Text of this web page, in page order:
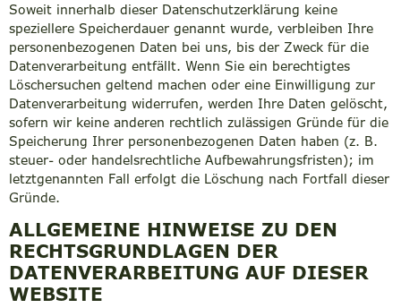
Soweit innerhalb dieser Datenschutzerklärung keine
speziellere Speicherdauer genannt wurde, verbleiben Ihre
personenbezogenen Daten bei uns, bis der Zweck für die
Datenverarbeitung entfällt. Wenn Sie ein berechtigtes
Löschersuchen geltend machen oder eine Einwilligung zur
Datenverarbeitung widerrufen, werden Ihre Daten gelöscht,
sofern wir keine anderen rechtlich zulässigen Gründe für die
Speicherung Ihrer personenbezogenen Daten haben (z. B.
steuer- oder handelsrechtliche Aufbewahrungsfristen); im
letztgenannten Fall erfolgt die Löschung nach Fortfall dieser
Gründe.
ALLGEMEINE HINWEISE ZU DEN
RECHTSGRUNDLAGEN DER
DATENVERARBEITUNG AUF DIESER
WEBSITE